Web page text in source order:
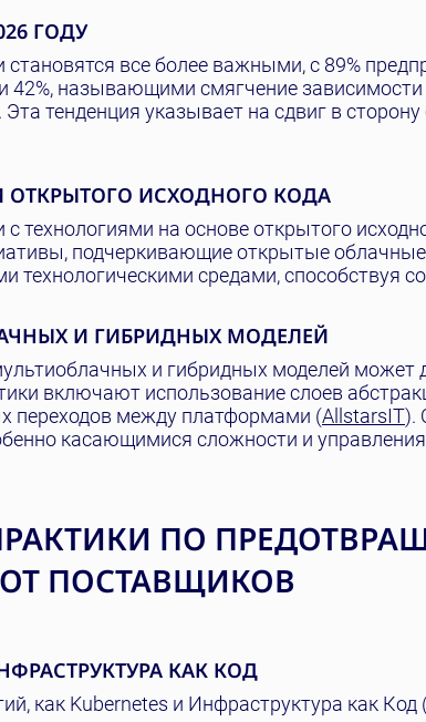
ГОДУ
все более важными, с 89%
42%, называющими смягчение
Эта тенденция указывает на сдвиг в
ОТКРЫТОГО ИСХОДНОГО КОДА
технологиями на основе открытого
подчеркивающие открытые
технологическими средами, способствуя
И ГИБРИДНЫХ МОДЕЛЕЙ
и гибридных моделей может
включают использование слоев
переходов между платформами (AllstarsIT).
касающимися сложности и
ПО
ПОСТАВЩИКОВ
КАК КОД
как Kubernetes и Инфраструктура как Код